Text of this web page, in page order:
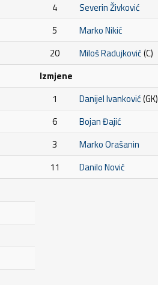
4
Severin Živković
5
Marko Nikić
20
Miloš Radujković(C)
Izmjene
1
Danijel Ivanković(GK)
6
Bojan Đajić
3
Marko Orašanin
11
Danilo Nović